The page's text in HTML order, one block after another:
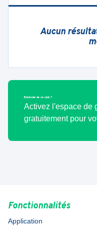
Aucun
Bénévole de ce club ?
Activez l'espace de
gratuitement pour
Fonctionnalités
Application